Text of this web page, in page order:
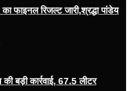
फाइनल रिजल्ट जारी,श्रद्धा पांडेय
की बड़ी कार्रवाई, 67.5 लीटर